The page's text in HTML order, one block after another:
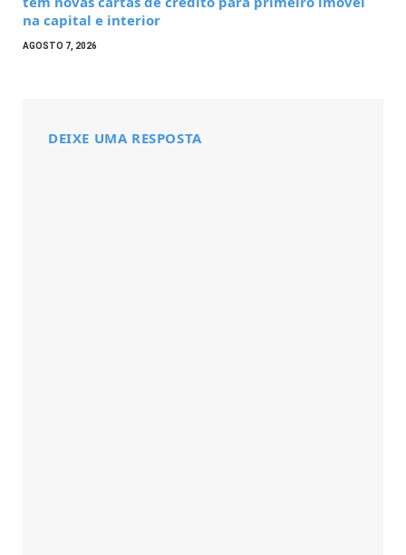
na capital e interior
AGOSTO 7, 2026
DEIXE UMA RESPOSTA